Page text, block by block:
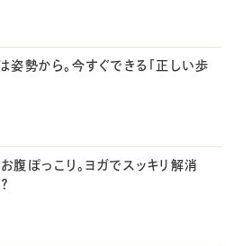
姿勢から。今すぐできる「正しい歩
腹ぽっこり。ヨガでスッキリ解消